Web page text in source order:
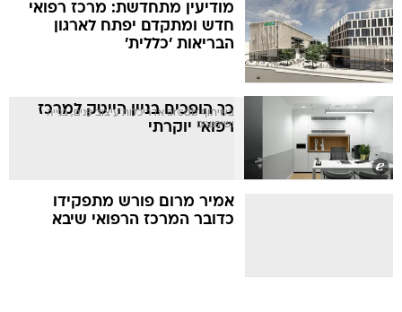
מודיעין מתחדשת: מרכז רפואי
חדש ומתקדם יפתח לארגון
הבריאות 'כללית'
כך הופכים בניין הייטק למרכז
רפואי יוקרתי
בשיתוף arcdb אדריכלות עיצוב פנים, בנייה
ושיפוצים
אמיר מרום פורש מתפקידו
כדובר המרכז הרפואי שיבא